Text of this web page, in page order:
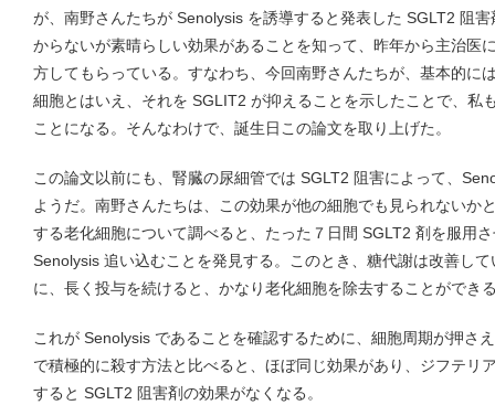
が、南野さんたちが Senolysis を誘導すると発表した SGLT2 阻
からないが素晴らしい効果があることを知って、昨年から主治医
方してもらっている。すなわち、今回南野さんたちが、基本的に
細胞とはいえ、それを SGLIT2 が抑えることを示したことで、私
ことになる。そんなわけで、誕生日この論文を取り上げた。
この論文以前にも、腎臓の尿細管では SGLT2 阻害によって、
ようだ。南野さんたちは、この効果が他の細胞でも見られないか
する老化細胞について調べると、たった７日間 SGLT2 剤を服用
Senolysis 追い込むことを発見する。このとき、糖代謝は改善し
に、長く投与を続けると、かなり老化細胞を除去することができ
これが Senolysis であることを確認するために、細胞周期が押さ
で積極的に殺す方法と比べると、ほぼ同じ効果があり、ジフテリ
すると SGLT2 阻害剤の効果がなくなる。